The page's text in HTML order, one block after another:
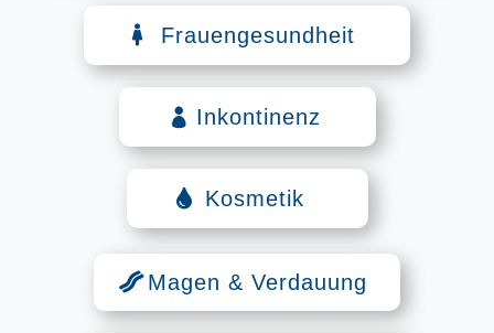
Frauengesundheit
Inkontinenz
Kosmetik
Magen & Verdauung